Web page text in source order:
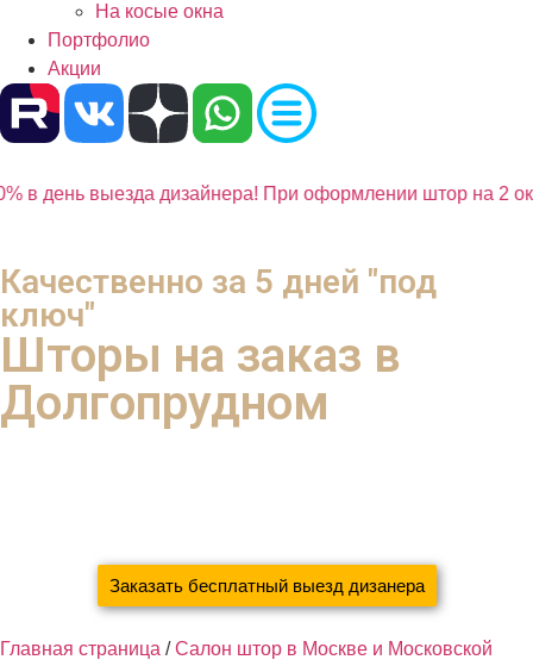
На косые окна
Портфолио
Акции
в день выезда дизайнера! При оформлении штор на 2
Качественно за 5 дней "под
ключ"
Шторы на заказ в
Долгопрудном
Заказать бесплатный выезд дизанера
Главная страница /Салон штор в Москве и Московской